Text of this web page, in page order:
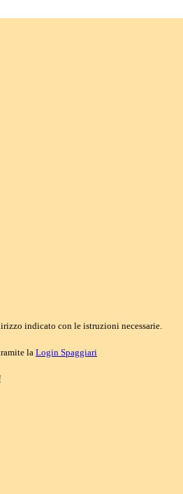
indicato con le istruzioni necessarie.
la Login Spaggiari